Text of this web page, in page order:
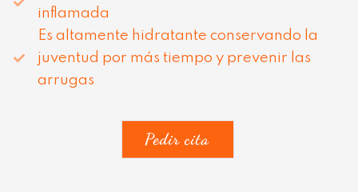
inflamada
Es altamente hidratante conservando la
juventud por más tiempo y prevenir las
arrugas
Pedir cita